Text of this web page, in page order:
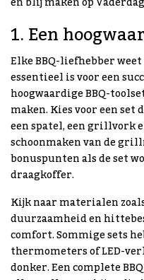
1. Een
Elke BBQ-liefhebber
essentieel is voor een
hoogwaardige BBQ-
maken. Kies voor een
een spatel, een grillvork
schoonmaken van de
bonuspunten als de set
draagkoffer.
Kijk naar materialen
duurzaamheid en
comfort. Sommige sets
thermometers of LED-
donker. Een complete